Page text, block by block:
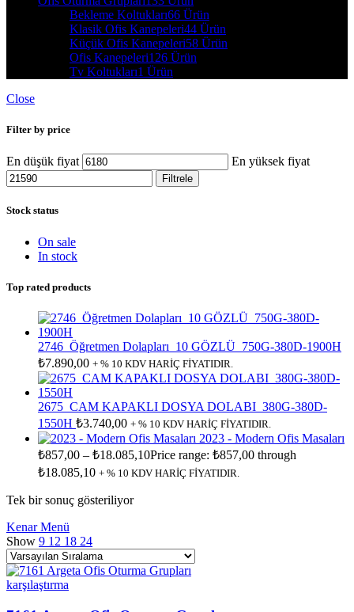
Bekleme Koltukları66 Ürün
Klasik Ofis Kanepeleri44 Ürün
Küçük Ofis Kanepeleri58 Ürün
Ofis Kanepeleri126 Ürün
Tv Koltukları1 Ürün
Close
Filter by price
En düşük fiyat En yüksek fiyat
Filtrele
Stock status
On sale
In stock
Top rated products
2746_Öğretmen Dolapları_10 GÖZLÜ_750G-380D-1900H
₺7.890,00 + % 10 KDV HARİÇ FİYATIDIR.
2675_CAM KAPAKLI DOSYA DOLABI_380G-380D-
1550H ₺3.740,00 + % 10 KDV HARİÇ FİYATIDIR.
2023 - Modern Ofis Masaları
₺857,00 – ₺18.085,10Price range: ₺857,00 through
₺18.085,10 + % 10 KDV HARİÇ FİYATIDIR.
Tek bir sonuç gösteriliyor
Kenar Menü
Show 9 12 18 24
karşılaştırma